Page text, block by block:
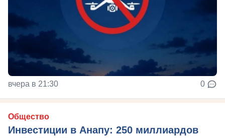
вчера в 21:30 0
Общество
Инвестиции в Анапу: 250 миллиардов